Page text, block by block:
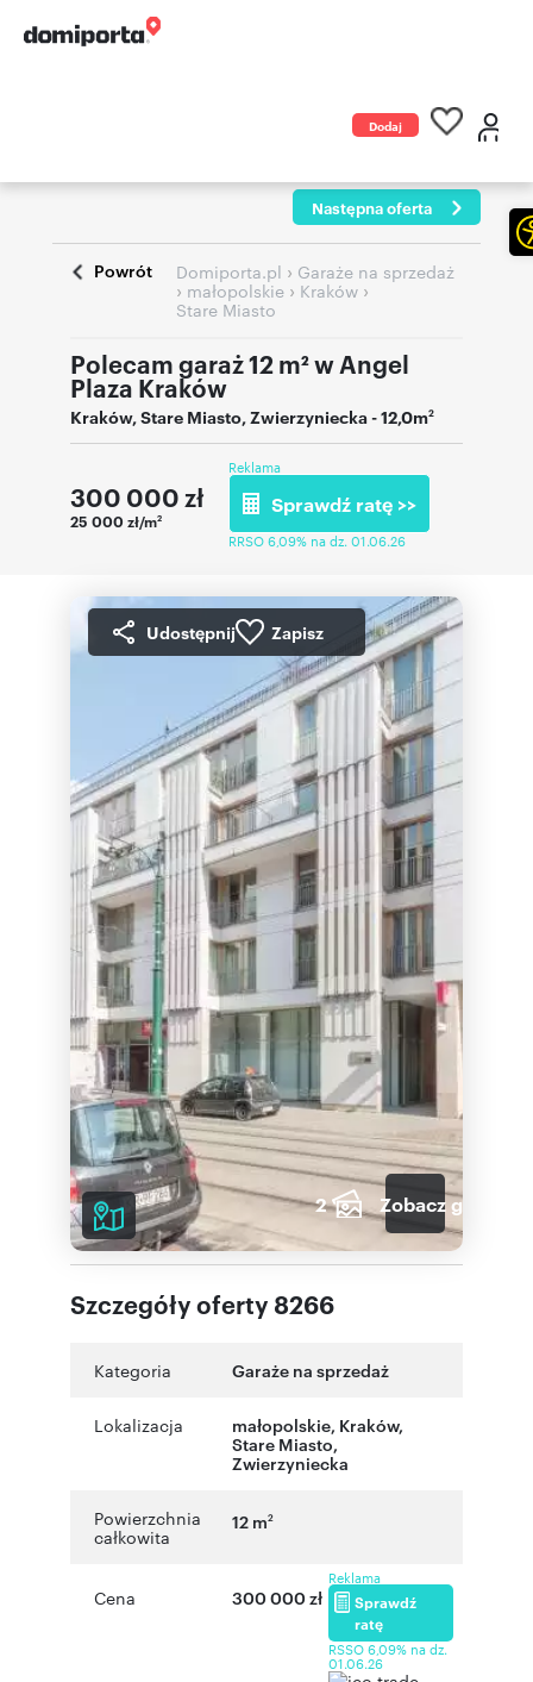
Dodaj
Następna oferta
Powrót Domiporta.pl › Garaże na sprzedaż
› małopolskie › Kraków ›
Stare Miasto
Polecam garaż 12 m² w Angel
Plaza Kraków
Kraków,Stare Miasto,Zwierzyniecka- 12,0m2
300 000 zł
25 000 zł/m2
Reklama
Sprawdź ratę >>
RRSO 6,09% na dz. 01.06.26
Udostępnij Zapisz
2 Zobacz galerię
Szczegóły oferty 8266
Kategoria Garaże na sprzedaż
Lokalizacja małopolskie, Kraków,
Stare Miasto,
Zwierzyniecka
Powierzchnia
całkowita
12 m2
Cena 300 000 zł
Reklama
Sprawdź
ratę
RSSO 6,09% na dz.
01.06.26